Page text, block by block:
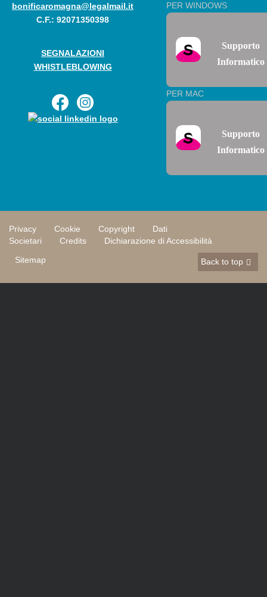
bonificaromagna@legalmail.it
C.F.: 92071350398
SEGNALAZIONI
WHISTLEBLOWING
PER WINDOWS
Supporto
Informatico
PER MAC
Supporto
Informatico
Privacy Cookie Copyright
Dati
Societari
Credits
Dichiarazione di Accessibilità
Sitemap
Back to top